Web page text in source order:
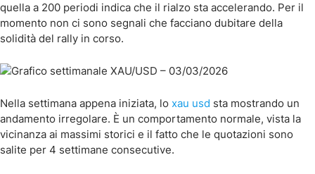
quella a 200 periodi indica che il rialzo sta accelerando. Per il
momento non ci sono segnali che facciano dubitare della
solidità del rally in corso.
Nella settimana appena iniziata, lo xau usd sta mostrando un
andamento irregolare. È un comportamento normale, vista la
vicinanza ai massimi storici e il fatto che le quotazioni sono
salite per 4 settimane consecutive.